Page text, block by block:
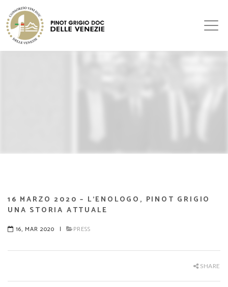
16 MARZO 2020 – L’ENOLOGO, PINOT GRIGIO
UNA STORIA ATTUALE
16, MAR 2020 | PRESS
SHARE